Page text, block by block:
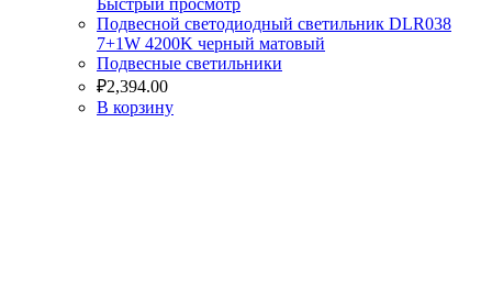
Подвесной светодиодный светильник DLR038
7+1W 4200K черный матовый
Подвесные светильники
₽2,394.00
В корзину